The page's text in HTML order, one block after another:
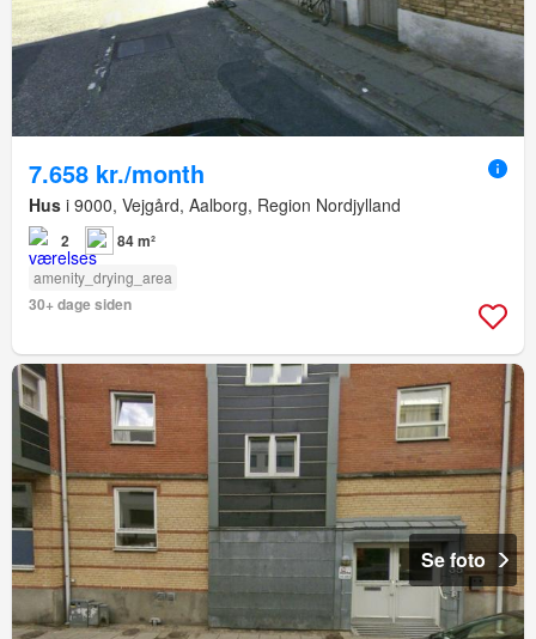
7.658 kr./month
Hus i 9000, Vejgård, Aalborg, Region Nordjylland
2 84 m²
amenity_drying_area
30+ dage siden
Se foto